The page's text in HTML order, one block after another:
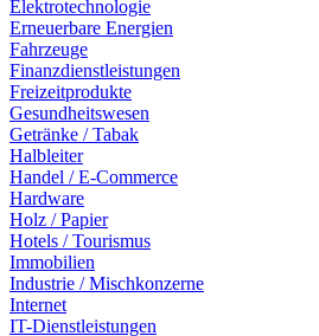
Elektrotechnologie
Erneuerbare Energien
Fahrzeuge
Finanzdienstleistungen
Freizeitprodukte
Gesundheitswesen
Getränke / Tabak
Halbleiter
Handel / E-Commerce
Hardware
Holz / Papier
Hotels / Tourismus
Immobilien
Industrie / Mischkonzerne
Internet
IT-Dienstleistungen